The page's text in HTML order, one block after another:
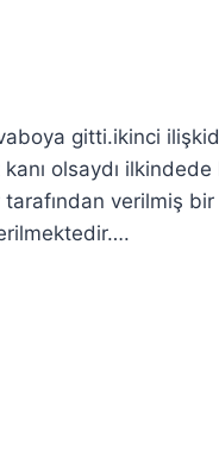
gitti.ikinci
olsaydı
verilmiş